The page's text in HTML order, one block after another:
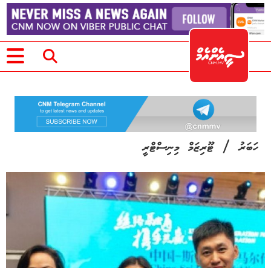
ހަބަރު/ޓޫރިޒަމް މިނިސްޓްރީ